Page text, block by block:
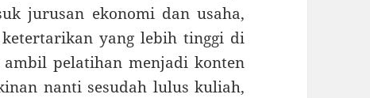
jurusan ekonomi dan usaha,
yang lebih tinggi di
pelatihan menjadi konten
nanti sesudah lulus kuliah,